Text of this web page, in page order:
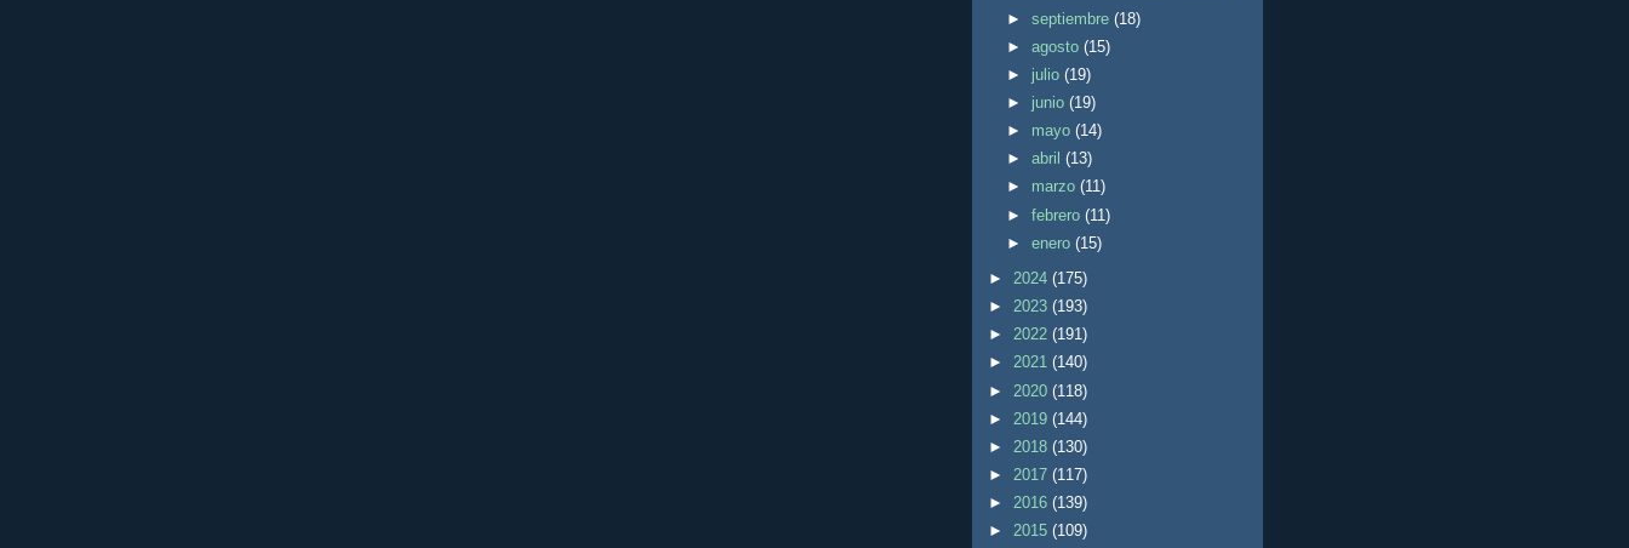
►septiembre(18)
►agosto(15)
► julio(19)
► junio(19)
► mayo(14)
►abril(13)
► marzo(11)
►febrero(11)
►enero(15)
► 2024 (175)
► 2023 (193)
► 2022 (191)
► 2021 (140)
► 2020 (118)
► 2019 (144)
► 2018 (130)
► 2017 (117)
► 2016 (139)
► 2015 (109)